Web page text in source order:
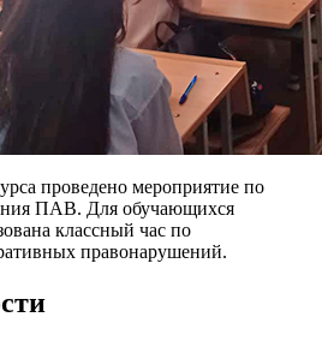
проведено мероприятие по
ПАВ. Для обучающихся
классный час по
правонарушений.